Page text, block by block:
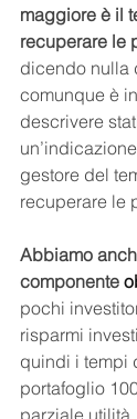
maggiore è il
recuperare le
dicendo nulla
comunque è
descrivere
gestore del
recuperare le
Abbiamo
componente
pochi
risparmi
quindi i tempi
portafoglio